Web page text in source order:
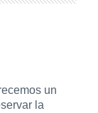
un
la